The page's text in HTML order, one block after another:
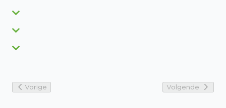
Vorige Volgende